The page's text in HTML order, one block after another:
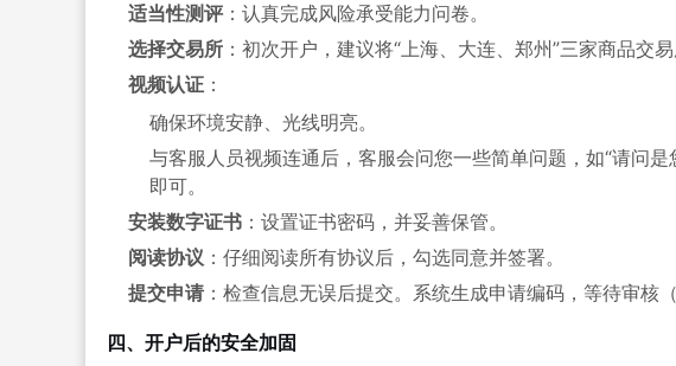
适当性测评：认真完成风险承受能力问卷。
选择交易所：初次开户，建议将“上海、大连、郑州”三家商品交易
视频认证：
确保环境安静、光线明亮。
与客服人员视频连通后，客服会问您一些简单问题，如“请问
即可。
安装数字证书：设置证书密码，并妥善保管。
阅读协议 ：仔细阅读所有协议后，勾选同意并签署。
提交申请：检查信息无误后提交。系统生成申请编码，等待审核
四、开户后的安全加固